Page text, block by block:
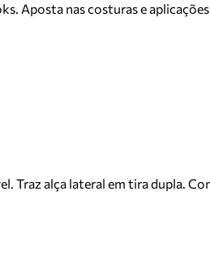
Aposta nas costuras e
alça lateral em tira dupla.